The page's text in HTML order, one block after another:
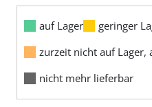
auf Lager
geringer
zurzeit nicht auf Lager,
nicht mehr lieferbar